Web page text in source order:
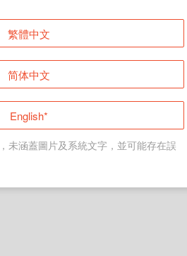
登入
返回首頁
繁體中文
简体中文
English*
未涵蓋圖片及系統文字，並可能存在誤